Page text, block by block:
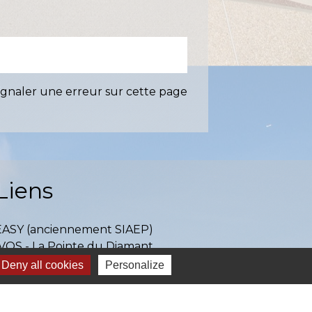
une erreur sur cette page
(anciennement SIAEP)
- La Pointe du Diamant
- Rambouillet
Territoires
Deny all cookies Personalize